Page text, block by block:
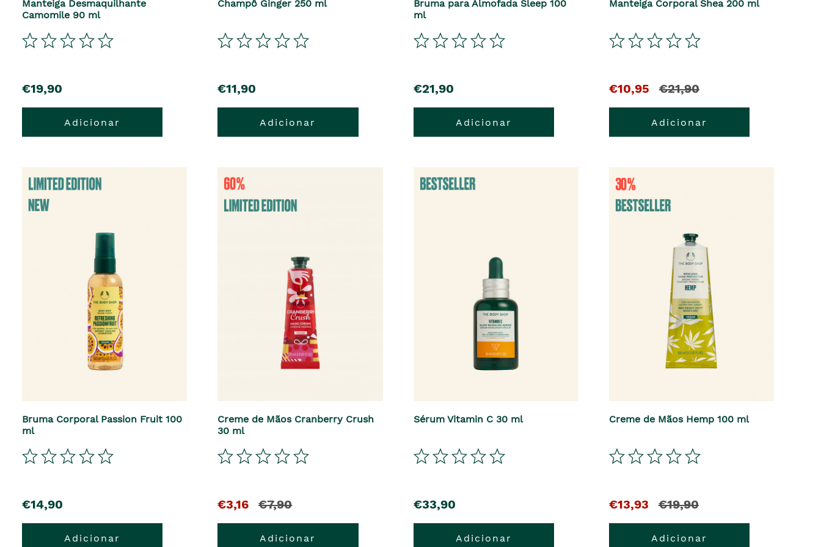
Manteiga Desmaquilhante
Camomile 90 ml
precio
€19,90
Adicionar
Champô Ginger 250 ml
precio
€11,90
Adicionar
Bruma para Almofada Sleep 100
ml
precio
€21,90
Adicionar
Manteiga Corporal Shea 200 ml
El
precio
€10,95
y
el
precio
era
€21,90
Adicionar
Bruma Corporal Passion Fruit 100
ml
precio
€14,90
Adicionar
Creme de Mãos Cranberry Crush
30 ml
El
precio
€3,16
y
el
precio
€7,90
Adicionar
Sérum Vitamin C 30 ml
precio
€33,90
Adicionar
Creme de Mãos Hemp 100 ml
El
precio
€13,93
y
el
precio
€19,90
Adicionar